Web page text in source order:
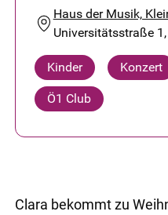
Haus der Musik,
Universitätsstraße
Kinder Konzert
Ö1 Club
Clara bekommt zu